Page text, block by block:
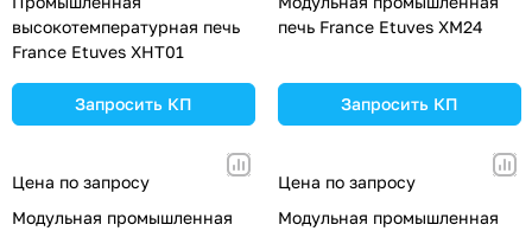
высокотемпературная печь
France Etuves XHT01
Запросить КП
печь France Etuves XM24
Запросить КП
Цена по запросу
Модульная промышленная
Цена по запросу
Модульная промышленная